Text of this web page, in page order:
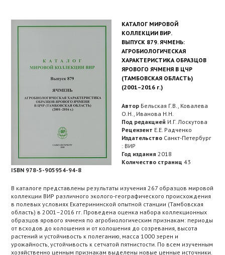
КАТАЛОГ МИРОВОЙ
КОЛЛЕКЦИИ ВИР.
ВЫПУСК 879. ЯЧМЕНЬ:
АГРОБИОЛОГИЧЕСКАЯ
ХАРАКТЕРИСТИКА ОБРАЗЦОВ
ЯРОВОГО ЯЧМЕНЯ В ЦЧР
(ТАМБОВСКАЯ ОБЛАСТЬ)
(2001–2016 г.)
Автор Бельская Г.В., Ковалева
О.Н., Иванова Н.Н.
Под редакцией И.Г. Лоскутова
Рецензент Е.Е. Радченко
Издательство Санкт-Петербург
: ВИР
Год издания 2018
Количество страниц 43
ISBN 978-5-905954-94-8
В каталоге представлены результаты изучения 267 образцов мировой
коллекции ВИР различного эколого-географического происхождения
в полевых условиях Екатерининской опытной станции (Тамбовская
область) в 2001–2016 гг. Проведена оценка набора коллекционных
образцов ярового ячменя по агробиологическим признакам: периоды
от всходов до колошения и от колошения до созревания, высота
растений и устойчивость к полеганию, масса 1000 зерен и
урожайность, устойчивость к сетчатой пятнистости. По всем изученным
хозяйственно ценным признакам выделены новые ценные источники.